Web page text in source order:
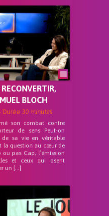
BLOCH
Durée 30 minutes
son combat contre
de sens Peut-on
de sa vie en véritable
la question au cœur de
pas Cap, l’émission
et ceux qui osent
un […]